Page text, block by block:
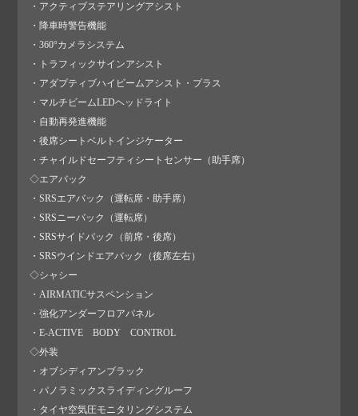
・アクティブステアリングアシスト
・降車時警告機能
・360°カメラシステム
・トラフィックサインアシスト
・アダプティブハイビームアシスト・プラス
・マルチビームLEDヘッドライト
・自動再発進機能
・後席シートベルトインジケーター
・チャイルドセーフティシートセンサー（助手席）
◇エアバック
・SRSエアバック（運転席・助手席）
・SRSニーバック（運転席）
・SRSサイドバック（前席・後席）
・SRSウインドエアバック（後席左右）
◇シャシー
・AIRMATICサスペンション
・強化アンダーフロアパネル
・E-ACTIVE BODY CONTROL
◇外装
・オブシディアンブラック
・パノラミックスライディングルーフ
・タイヤ空気圧モニタリングシステム